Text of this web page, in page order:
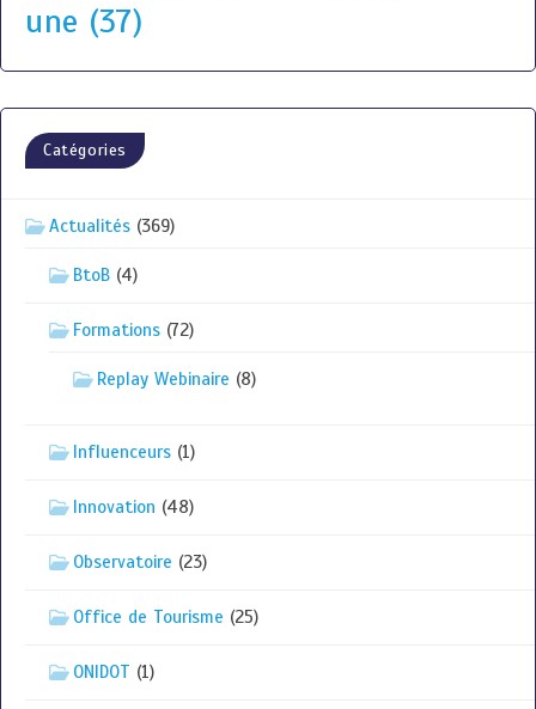
une (37)
Catégories
Actualités (369)
BtoB (4)
Formations (72)
Replay Webinaire (8)
Influenceurs (1)
Innovation (48)
Observatoire (23)
Office de Tourisme (25)
ONIDOT (1)